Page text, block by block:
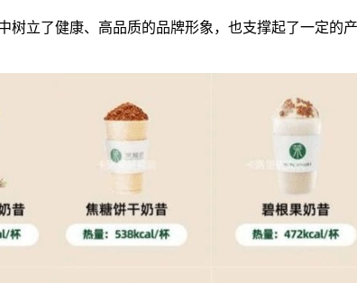
立了健康、高品质的品牌形象，也支撑起了一定的